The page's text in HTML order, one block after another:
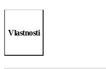
Vlastnosti